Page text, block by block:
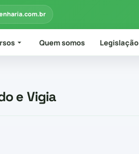
Quem somos Legislação
e Vigia